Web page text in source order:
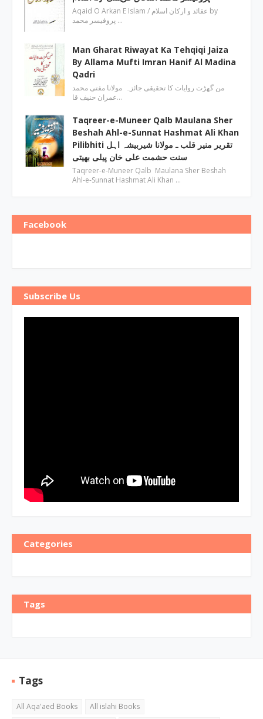
Aqaid O Arkan E Islam / عقائد و ارکان اسلام by
پروفیسر محمد …
Man Gharat Riwayat Ka Tehqiqi Jaiza
By Allama Mufti Imran Hanif Al Madina
Qadri
من گھڑت روایات کا تحقیقی جائزہ مولانا مفتی محمد
عمران حنیف قا…
Taqreer-e-Muneer Qalb Maulana Sher
Beshah Ahl-e-Sunnat Hashmat Ali Khan
Pilibhiti تقریر منیر قلب ـ مولانا شیربیشہ اہل
سنت حشمت علی خان پیلی بھیتی
Taqreer-e-Muneer Qalb Maulana Sher Beshah
Ahl-e-Sunnat Hashmat Ali Khan …
Facebook
Subscribe Us
Categories
Tags
Tags
All Aqa'aed Books
All islahi Books